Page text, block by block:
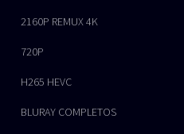
2160P REMUX 4K
720P
H265 HEVC
BLURAY COMPLETOS